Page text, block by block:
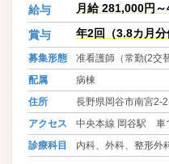
給与 月給 281,000円
賞与 年2回（3.8カ月分
募集形態
准看護師（常勤(2交替
配属
病棟
住所
長野県岡谷市南宮2-
アクセス
中央本線 岡谷駅 車
診療科目
内科、外科、整形外